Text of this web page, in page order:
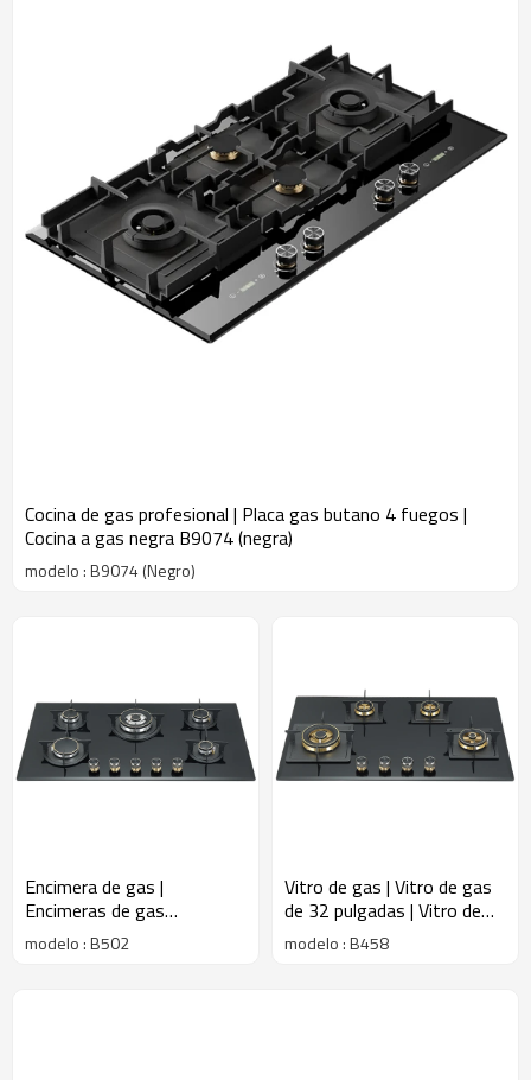
Cocina de gas profesional | Placa gas butano 4 fuegos |
Cocina a gas negra B9074 (negra)
modelo : B9074 (Negro)
Encimera de gas​ |
Encimeras de gas
modernas​ | Encimera de
gas de 5 quemadores |
modelo : B502
Vitro de gas | Vitro de gas
de 32 pulgadas | Vitro de
gas de vidrio templado |
B458
modelo : B458